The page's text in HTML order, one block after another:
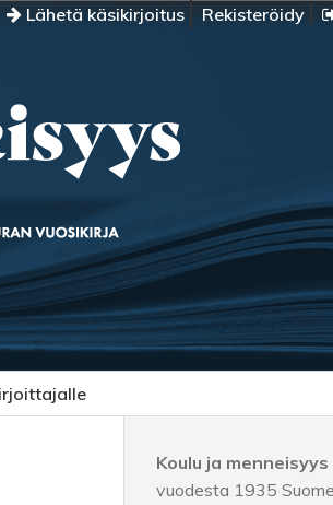
Lähetä käsikirjoitus Rekisteröidy
Koulu ja menneisyys
vuodesta 1935